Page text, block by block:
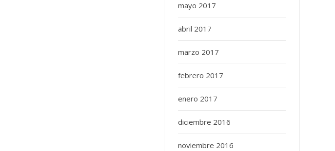
mayo 2017
abril 2017
marzo 2017
febrero 2017
enero 2017
diciembre 2016
noviembre 2016